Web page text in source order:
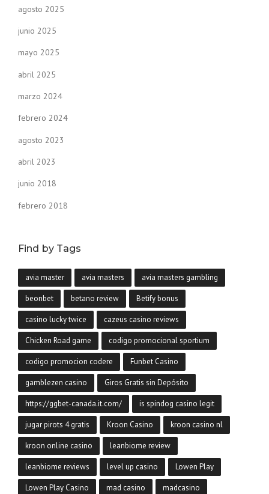
agosto 2025
junio 2025
mayo 2025
abril 2025
marzo 2024
febrero 2024
agosto 2023
abril 2023
junio 2018
febrero 2018
Find by Tags
avia master avia masters avia masters gambling
beonbet betano review Betify bonus
casino lucky twice cazeus casino reviews
Chicken Road game codigo promocional sportium
codigo promocion codere Funbet Casino
gamblezen casino Giros Gratis sin Depósito
https://ggbet-canada.it.com/ is spindog casino legit
jugar pirots 4 gratis Kroon Casino kroon casino nl
kroon online casino leanbiome review
leanbiome reviews level up casino Lowen Play
Lowen Play Casino mad casino madcasino